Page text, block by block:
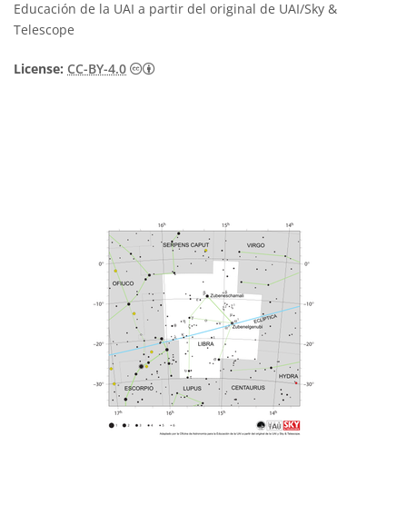
Educación de la UAI a partir del original de UAI/Sky &
Telescope
License: CC-BY-4.0 Creative Commons Reconocimiento 4.0